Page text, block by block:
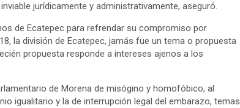
jurídicamente y administrativamente, aseguró.
de Ecatepec para refrendar su compromiso por
la división de Ecatepec, jamás fue un tema o propuesta
propuesta responde a intereses ajenos a los
de Morena de misógino y homofóbico, al
igualitario y la de interrupción legal del embarazo, temas